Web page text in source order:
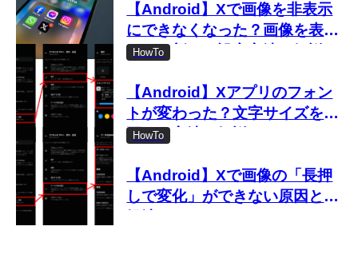
【Android】Xで画像を非表示
にできなくなった？画像を表示
しない新しい設定方法を解説
HowTo
【Android】Xアプリのフォン
トが変わった？文字サイズを変
更する方法を解説
HowTo
【Android】Xで画像の「長押
しで変化」ができない原因と対